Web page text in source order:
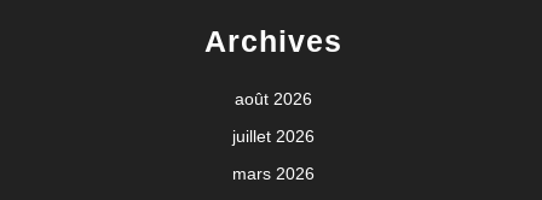
Archives
août 2026
juillet 2026
mars 2026